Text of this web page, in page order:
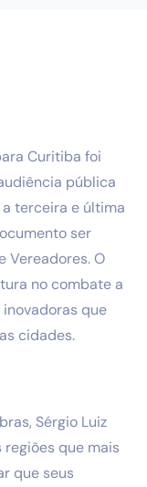
Curitiba foi
pública
a terceira e última
ser
Vereadores. O
no combate a
que
cidades.
Sérgio Luiz
que mais
que seus